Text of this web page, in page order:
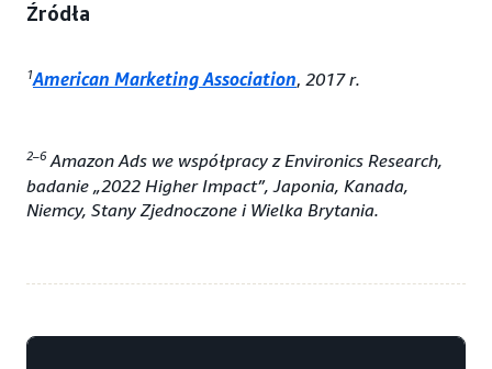
Źródła
1American Marketing Association, 2017 r.
2–6 Amazon Ads we współpracy z Environics Research,
badanie „2022 Higher Impact”, Japonia, Kanada,
Niemcy, Stany Zjednoczone i Wielka Brytania.